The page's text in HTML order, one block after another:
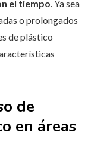
el tiempo. Ya sea
o prolongados
de plástico
de
en áreas